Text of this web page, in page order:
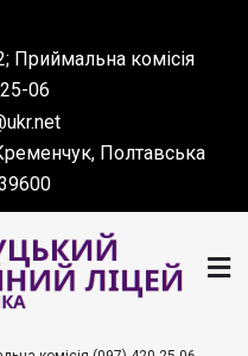
Приймальна комісія
06
Полтавська